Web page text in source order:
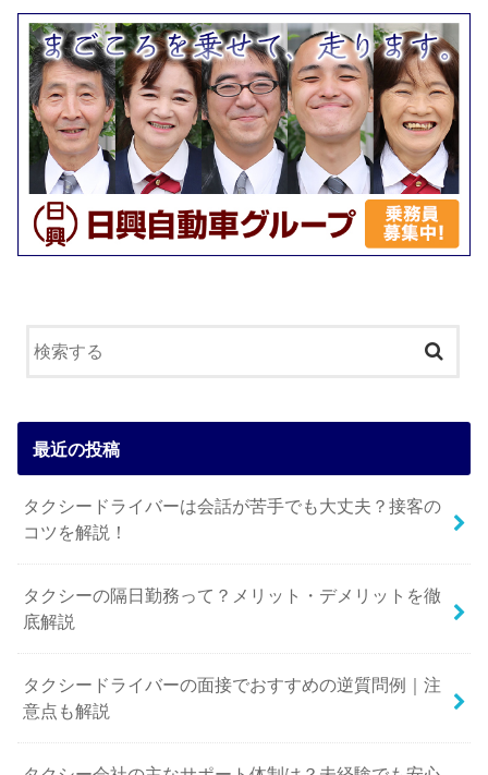
最近の投稿
タクシードライバーは会話が苦手でも大丈夫？接客の
コツを解説！
タクシーの隔日勤務って？メリット・デメリットを徹
底解説
タクシードライバーの面接でおすすめの逆質問例｜注
意点も解説